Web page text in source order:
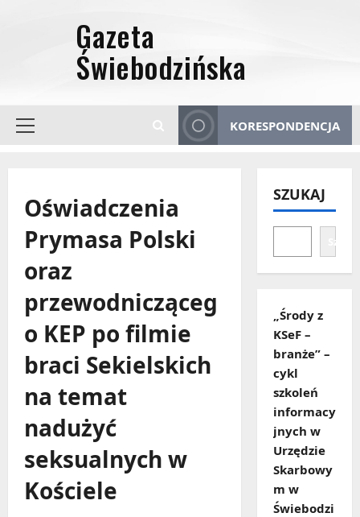
Menu
KORESPONDENCJA
Oświadczenia
Prymasa Polski
oraz
przewodnicząceg
o KEP po filmie
braci Sekielskich
na temat
nadużyć
seksualnych w
Kościele
SZUKAJ
„Środy z
KSeF –
branże” –
cykl
szkoleń
informacy
jnych w
Urzędzie
Skarbowy
m w
Świebodzi